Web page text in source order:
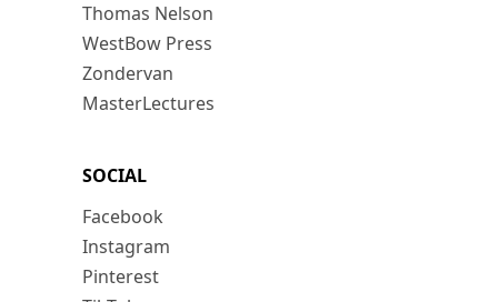
Thomas Nelson
WestBow Press
Zondervan
MasterLectures
SOCIAL
Facebook
Instagram
Pinterest